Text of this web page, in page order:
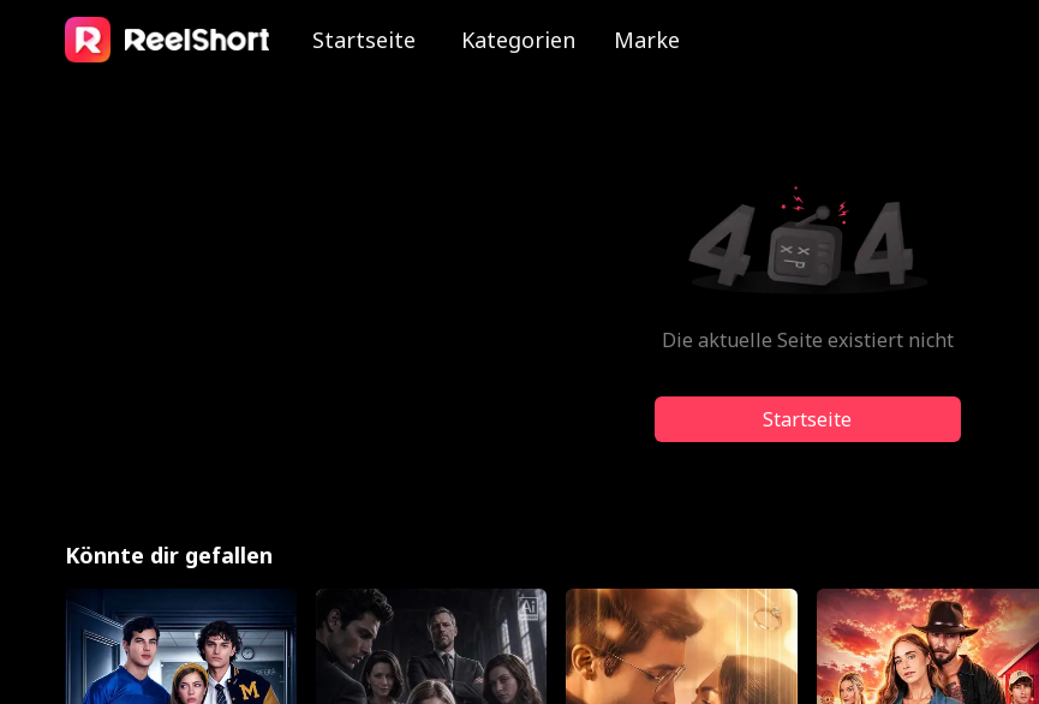
Startseite Kategorien Marke
Die aktuelle Seite existiert nicht
Startseite
Könnte dir gefallen